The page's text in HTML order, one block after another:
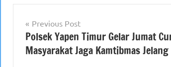
Navigasi
pos
Previous Post
Polsek Yapen Timur Gelar Jumat
Masyarakat Jaga Kamtibmas